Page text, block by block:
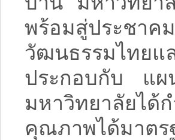
พร้อมสู่ประชาค
วัฒนธรรมไทยแ
ประกอบกับ แ
มหาวิทยาลัยไ
คุณภาพได้มา